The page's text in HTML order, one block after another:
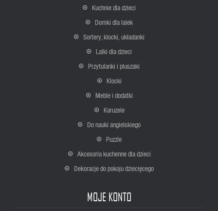
Kuchnie dla dzieci
Domki dla lalek
Sortery, klocki, układanki
Lalki dla dzieci
Przytulanki i pluszaki
Klocki
Meble i dodatki
Karuzele
Do nauki angielskiego
Puzzle
Akcesoria kuchenne dla dzieci
Dekoracje do pokoju dziecięcego
MOJE KONTO